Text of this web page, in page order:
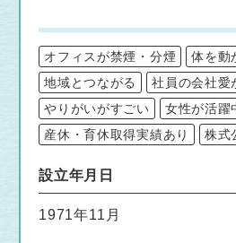
オフィスが禁煙・分煙
体を動
地域とつながる
社員の会社愛
やりがいがすごい
女性が活躍
産休・育休取得実績あり
株式
設立年月日
1971年11月